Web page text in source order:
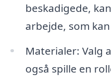
beskadigede,
arbejde, som
Materialer: Valg
også spille en